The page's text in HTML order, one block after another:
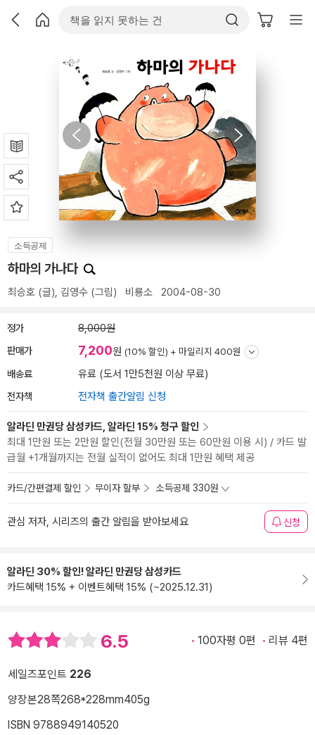
소득공제
하마의 가나다
최승호 (글), 김영수 (그림) 비룡소 2004-08-30
정가 8,000원
판매가 7,200원 (10% 할인) + 마일리지 400원
배송료 유료 (도서 1만5천원 이상 무료)
전자책 전자책 출간알림 신청
알라딘 만권당 삼성카드, 알라딘 15% 청구 할인
최대 1만원 또는 2만원 할인(전월 30만원 또는 60만원 이용 시) / 카드 발
급월 +1개월까지는 전월 실적이 없어도 최대 1만원 혜택 제공
카드/간편결제 할인 무이자 할부 소득공제 330원
관심 저자, 시리즈의 출간 알림을 받아보세요 신청
알라딘 30% 할인! 알라딘 만권당 삼성카드
카드혜택 15% + 이벤트혜택 15% (~2025.12.31)
6.5 100자평 0편 리뷰 4편
세일즈포인트 226
양장본28쪽268*228mm405g
ISBN 9788949140520